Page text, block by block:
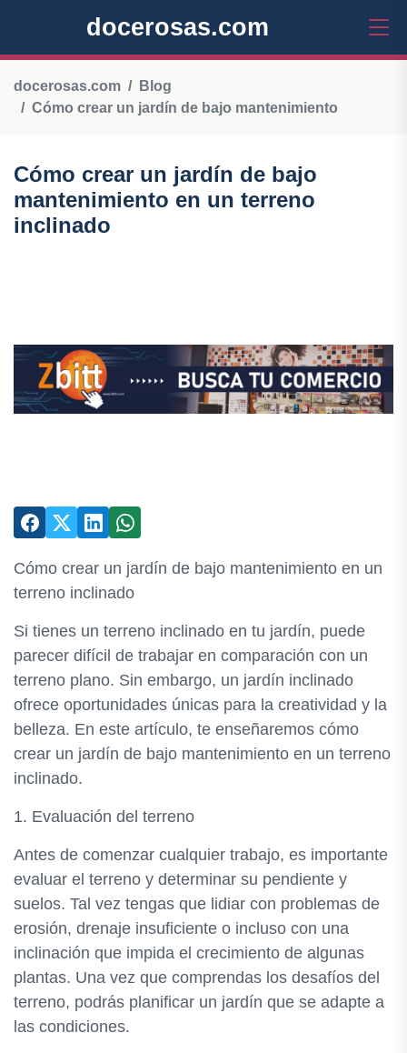
docerosas.com
docerosas.com
Blog
Cómo crear un jardín de bajo mantenimiento
Cómo crear un jardín de bajo
mantenimiento en un terreno
inclinado
Cómo crear un jardín de bajo mantenimiento en un
terreno inclinado
Si tienes un terreno inclinado en tu jardín, puede
parecer difícil de trabajar en comparación con un
terreno plano. Sin embargo, un jardín inclinado
ofrece oportunidades únicas para la creatividad y la
belleza. En este artículo, te enseñaremos cómo
crear un jardín de bajo mantenimiento en un terreno
inclinado.
1. Evaluación del terreno
Antes de comenzar cualquier trabajo, es importante
evaluar el terreno y determinar su pendiente y
suelos. Tal vez tengas que lidiar con problemas de
erosión, drenaje insuficiente o incluso con una
inclinación que impida el crecimiento de algunas
plantas. Una vez que comprendas los desafíos del
terreno, podrás planificar un jardín que se adapte a
las condiciones.